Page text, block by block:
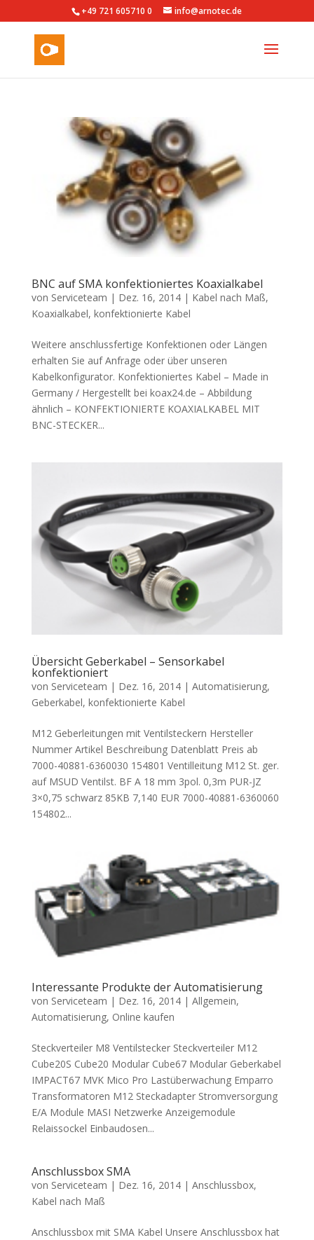
+49 721 605710 0 info@arnotec.de
BNC auf SMA konfektioniertes Koaxialkabel
von Serviceteam | Dez. 16, 2014| Kabel nach Maß,
Koaxialkabel, konfektionierte Kabel
Weitere anschlussfertige Konfektionen oder Längen
erhalten Sie auf Anfrage oder über unseren
Kabelkonfigurator. Konfektioniertes Kabel – Made in
Germany / Hergestellt bei koax24.de – Abbildung
ähnlich – KONFEKTIONIERTE KOAXIALKABEL MIT
BNC-STECKER...
Übersicht Geberkabel – Sensorkabel
konfektioniert
von Serviceteam | Dez. 16, 2014| Automatisierung,
Geberkabel, konfektionierte Kabel
M12 Geberleitungen mit Ventilsteckern Hersteller
Nummer Artikel Beschreibung Datenblatt Preis ab
7000-40881-6360030 154801 Ventilleitung M12 St. ger.
auf MSUD Ventilst. BF A 18 mm 3pol. 0,3m PUR-JZ
3×0,75 schwarz 85KB 7,140 EUR 7000-40881-6360060
154802...
Interessante Produkte der Automatisierung
von Serviceteam | Dez. 16, 2014| Allgemein,
Automatisierung, Online kaufen
Steckverteiler M8 Ventilstecker Steckverteiler M12
Cube20S Cube20 Modular Cube67 Modular Geberkabel
IMPACT67 MVK Mico Pro Lastüberwachung Emparro
Transformatoren M12 Steckadapter Stromversorgung
E/A Module MASI Netzwerke Anzeigemodule
Relaissockel Einbaudosen...
Anschlussbox SMA
von Serviceteam | Dez. 16, 2014| Anschlussbox,
Kabel nach Maß
Anschlussbox mit SMA Kabel Unsere Anschlussbox hat